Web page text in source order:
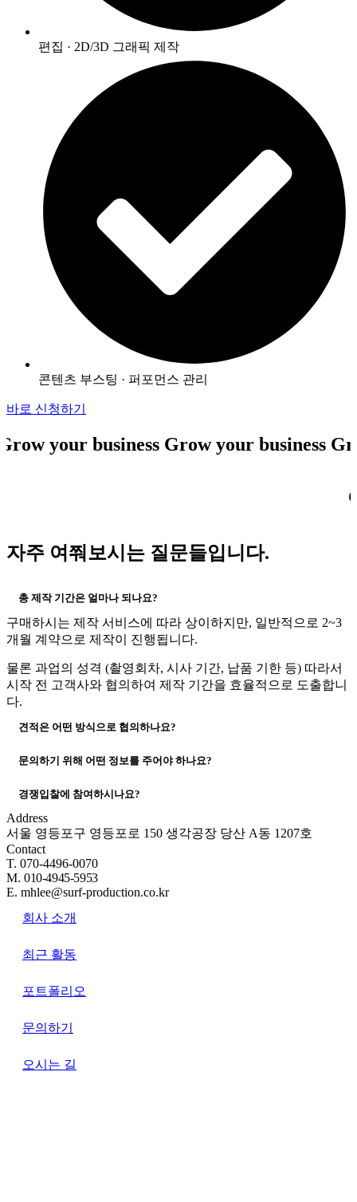
편집 · 2D/3D 그래픽 제작
콘텐츠 부스팅 · 퍼포먼스 관리
바로 신청하기
your business Grow your business
자주 여쭤보시는 질문들입니다.
총 제작 기간은 얼마나 되나요?
구매하시는 제작 서비스에 따라 상이하지만, 일반적으로 2~3
개월 계약으로 제작이 진행됩니다.
물론 과업의 성격 (촬영회차, 시사 기간, 납품 기한 등) 따라서
시작 전 고객사와 협의하여 제작 기간을 효율적으로 도출합니
다.
견적은 어떤 방식으로 협의하나요?
문의하기 위해 어떤 정보를 주어야 하나요?
경쟁입찰에 참여하시나요?
Address
서울 영등포구 영등포로 150 생각공장 당산 A동 1207호
Contact
T. 070-4496-0070
M. 010-4945-5953
E. mhlee@surf-production.co.kr
회사 소개
최근 활동
포트폴리오
문의하기
오시는 길